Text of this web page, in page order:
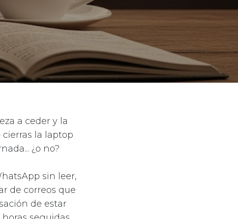
a ceder y la
la laptop
¿o no?
sin leer,
de correos que
de estar